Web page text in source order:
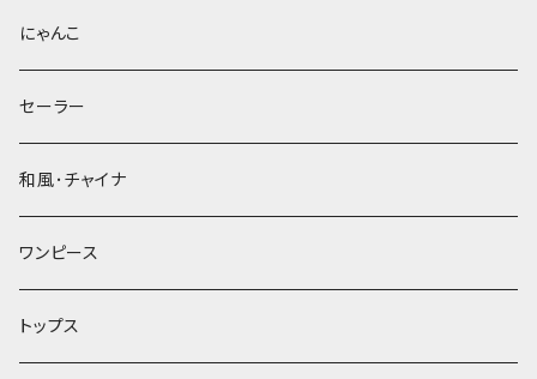
にゃんこ
セーラー
和風･チャイナ
ワンピース
トップス